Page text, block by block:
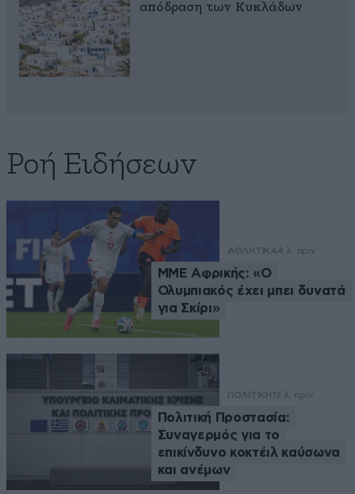
απόδραση των Κυκλάδων
Ροή Ειδήσεων
ΑΘΛΗΤΙΚΑ4 λ. πριν
ΜΜΕ Αφρικής: «Ο
Ολυμπιακός έχει μπει δυνατά
για Σκίρι»
ΠΟΛΙΤΙΚΗ 13 λ. πριν
Πολιτική Προστασία:
Συναγερμός για το
επικίνδυνο κοκτέιλ καύσωνα
και ανέμων